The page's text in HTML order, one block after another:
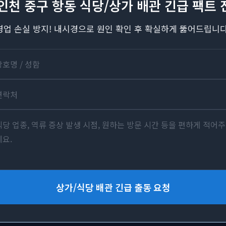
천 중구 항동 식당/상가 배관 긴급 팩트
업 손실 방지! 내시경으로 원인 확인 후 확실하게 뚫어드립니
상가/식당 배관 긴급 출동 요청